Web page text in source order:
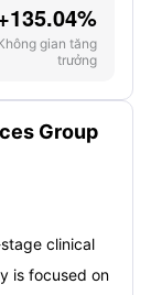
Group
clinical
is focused on
gian tăng
trưởng